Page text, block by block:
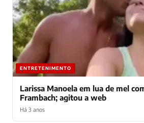
ENTRETENIMENTO
Larissa Manoela em lua de mel
Frambach; agitou a web
Há 3 anos